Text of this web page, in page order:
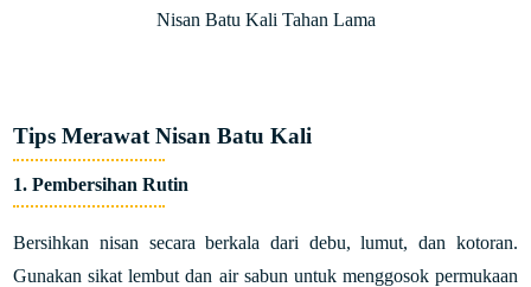
Nisan Batu Kali Tahan Lama
Tips Merawat Nisan Batu Kali
1. Pembersihan Rutin
Bersihkan nisan secara berkala dari debu, lumut, dan kotoran.
Gunakan sikat lembut dan air sabun untuk menggosok permukaan